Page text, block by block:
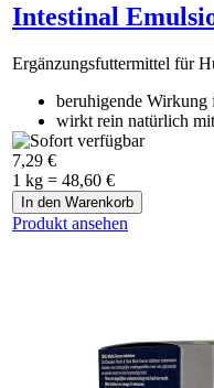
Intestinal
Ergänzungsfuttermittel für
beruhigende
wirkt rein natürlich
FOS und Yucca
7,29 €
1 kg = 48,60 €
Produkt ansehen